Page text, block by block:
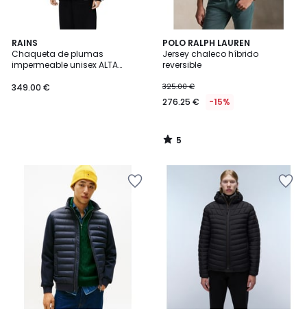
RAINS
Chaqueta de plumas
impermeable unisex ALTA
349.00 €
POLO RALPH LAUREN
Jersey chaleco híbrido
reversible
325.00 €
276.25 € -15%
5
/
5
5
/